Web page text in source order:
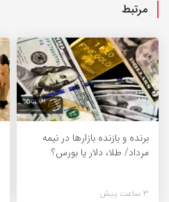
مرتبط
برنده‌ و بازنده بازارها در نیمه
مرداد/ طلا، دلار یا بورس؟
3 ساعت پیش